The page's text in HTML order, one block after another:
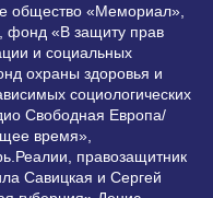
общество «Мемориал»,
фонд «В защиту прав
и социальных
охраны здоровья и
социологических
Свободная Европа/
время»,
правозащитник
Савицкая и Сергей